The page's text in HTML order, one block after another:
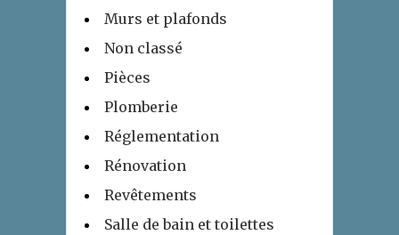
Murs et plafonds
Non classé
Pièces
Plomberie
Réglementation
Rénovation
Revêtements
Salle de bain et toilettes